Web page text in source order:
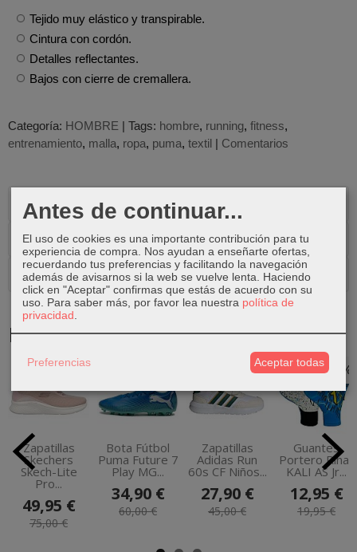
Tejido muy elástico y transpirable.
Cintura con cordón.
Detalles reflectantes.
Bajos con cierre de cremallera.
Categoría: HOMBRE | Tags: hombre running fitness
entrenamiento malla ropa puma textil | Comentarios
Descripción
Costes de Envío
Comentarios
Productos Relacionados
-33 %
Zapatillas
Skechers
Skech-Lite
Pro...
49,95 €
75,00 €
Bota Fútbol
Puma Future 7
Play MG...
34,90 €
60,00 €
-38 %
Zapatillas
Adidas Run
60s CF Niños...
27,90 €
45,00 €
-35 %
Guantes
Portero Rinat
KALI AS Jr...
12,95 €
19,95 €
Antes de continuar...
El uso de cookies es una importante contribución para tu
experiencia de compra. Nos ayudan a enseñarte ofertas,
recuerdando tus preferencias y facilitando la navegación
además de avisarnos si la web se vuelve lenta. Haciendo
click en "Aceptar" confirmas que estás de acuerdo con su
uso. Para saber más, por favor lea nuestra política de
privacidad
Preferencias Aceptar todas